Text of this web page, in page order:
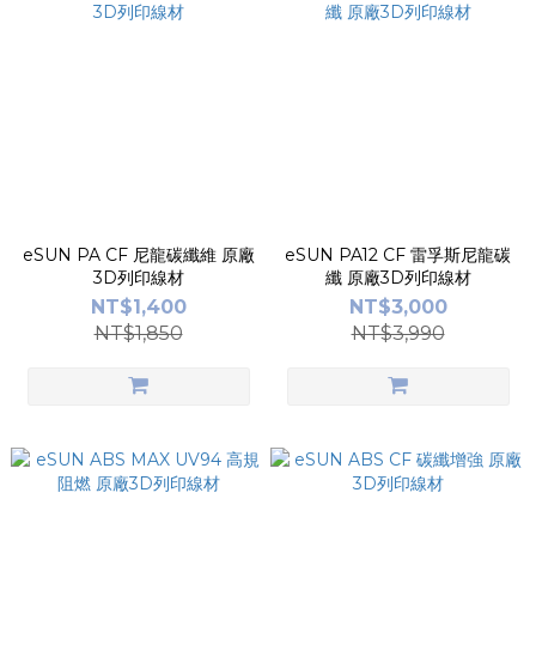
eSUN PA CF 尼龍碳纖維 原廠
3D列印線材
NT$1,400
NT$1,850
eSUN PA12 CF 雷孚斯尼龍碳
纖 原廠3D列印線材
NT$3,000
NT$3,990